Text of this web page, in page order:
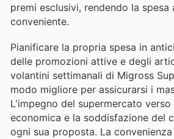
premi esclusivi, rendendo la spesa
conveniente.
Pianificare la propria spesa in
delle promozioni attive e degli
volantini settimanali di Migross
modo migliore per assicurarsi i
L'impegno del supermercato
economica e la soddisfazione del
ogni sua proposta. La